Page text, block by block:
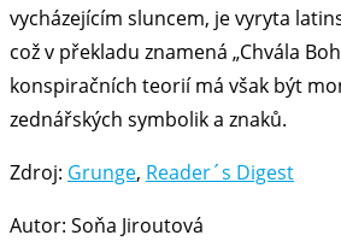
vycházejícím sluncem, je vyryta
což v překladu znamená „Chvála
konspiračních teorií má však být
zednářských symbolik a znaků.
Zdroj: Grunge, Reader´s Digest
Autor: Soňa Jiroutová